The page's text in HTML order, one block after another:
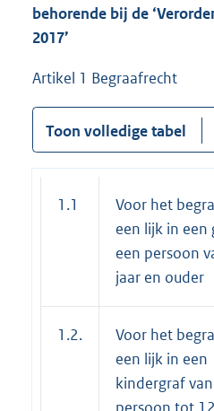
behorende bij de
2017’
Artikel 1 Begraafrecht
Toon volledige tabel
1.1
Voor het
een lijk in een
een persoon
jaar en ouder
1.2.
Voor het
een lijk in een
kindergraf